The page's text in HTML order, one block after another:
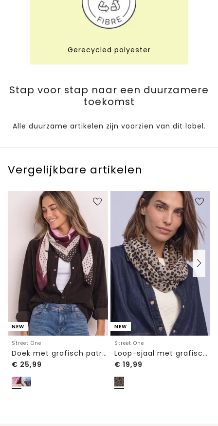
Gerecycled polyester
Stap voor stap naar een duurzamere
toekomst
Alle duurzame artikelen zijn voorzien van dit label.
Vergelijkbare artikelen
NEW
Street One
Doek met grafisch patroon
€ 25,99
NEW
Street One
Loop-sjaal met grafisch patroon
€ 19,99